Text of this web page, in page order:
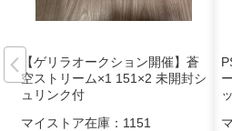
【ゲリラオークション開催】蒼
空ストリーム×1 151×2 未開封シ
ュリンク付
マイストア在庫： 1151